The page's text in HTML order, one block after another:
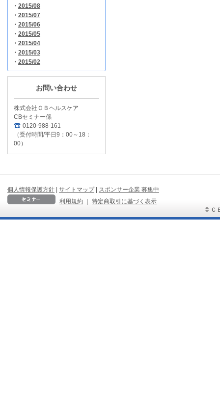
・ 2015/08
・ 2015/07
・ 2015/06
・ 2015/05
・ 2015/04
・ 2015/03
・ 2015/02
お問い合わせ
株式会社ＣＢヘルスケア
CBセミナー係
0120-988-161
（受付時間/平日9：00～18：
00）
個人情報保護方針 | サイトマップ | スポンサー企業 募集中
利用規約
｜
特定商取引に基づく表示
© Ｃ